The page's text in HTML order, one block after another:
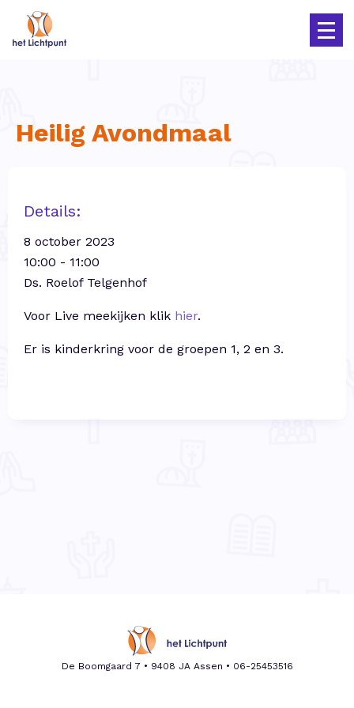
Heilig Avondmaal
Details:
8 october 2023
10:00 - 11:00
Ds. Roelof Telgenhof
Voor Live meekijken klik hier.
Er is kinderkring voor de groepen 1, 2 en 3.
De Boomgaard 7 • 9408 JA Assen • 06-25453516